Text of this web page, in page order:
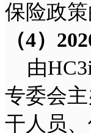
保险政
（4）
由HC3i
专委会
干人员